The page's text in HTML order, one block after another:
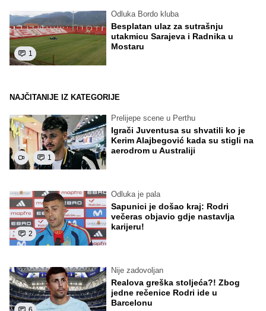
1
Odluka Bordo kluba
Besplatan ulaz za sutrašnju
utakmicu Sarajeva i Radnika u
Mostaru
NAJČITANIJE IZ KATEGORIJE
1
Prelijepe scene u Perthu
Igrači Juventusa su shvatili ko je
Kerim Alajbegović kada su stigli na
aerodrom u Australiji
2
Odluka je pala
Sapunici je došao kraj: Rodri
večeras objavio gdje nastavlja
karijeru!
Nije zadovoljan
Realova greška stoljeća?! Zbog
jedne rečenice Rodri ide u
Barcelonu